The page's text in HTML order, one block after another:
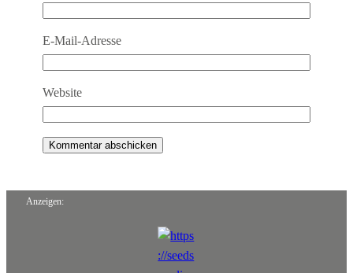
E-Mail-Adresse
Website
Anzeigen: